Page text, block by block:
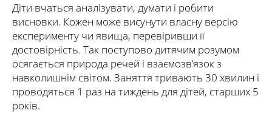
Діти вчаться аналізувати, думати і робити
висновки. Кожен може висунути власну версію
експерименту чи явища, перевіривши її
достовірність. Так поступово дитячим розумом
осягається природа речей і взаємозв’язок з
навколишнім світом. Заняття тривають 30 хвилин і
проводяться 1 раз на тиждень для дітей, старших 5
років.